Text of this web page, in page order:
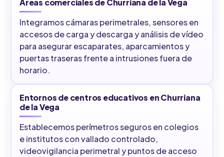
Áreas comerciales de Churriana de la Vega
Integramos cámaras perimetrales, sensores en
accesos de carga y descarga y análisis de vídeo
para asegurar escaparates, aparcamientos y
puertas traseras frente a intrusiones fuera de
horario.
Entornos de centros educativos en Churriana
de la Vega
Establecemos perímetros seguros en colegios
e institutos con vallado controlado,
videovigilancia perimetral y puntos de acceso